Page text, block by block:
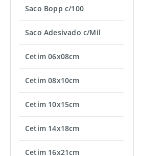
Saco Bopp c/100
Saco Adesivado c/Mil
Cetim 06x08cm
Cetim 08x10cm
Cetim 10x15cm
Cetim 14x18cm
Cetim 16x21cm